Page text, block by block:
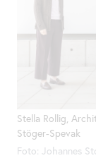
Stella Rollig,
Stöger-Spevak
Foto: Johannes